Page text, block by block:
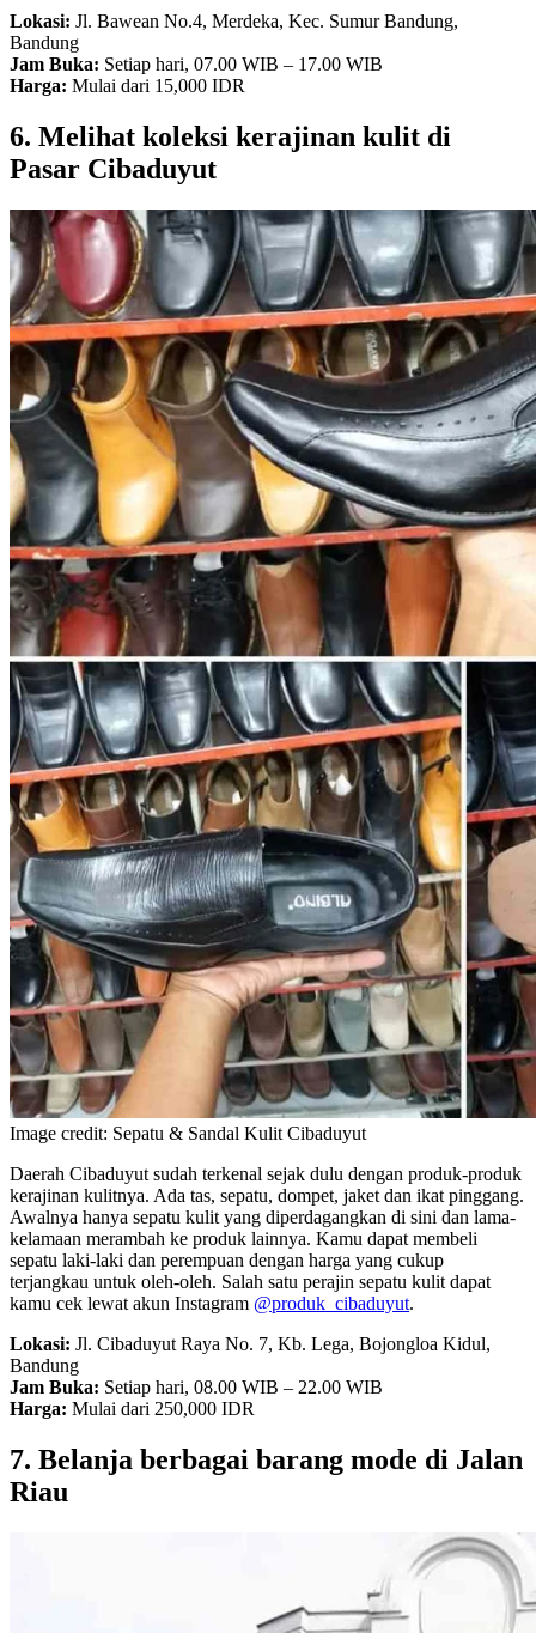
Lokasi: Jl. Bawean No.4, Merdeka, Kec. Sumur Bandung,
Bandung
Jam Buka: Setiap hari, 07.00 WIB – 17.00 WIB
Harga: Mulai dari 15,000 IDR
6. Melihat koleksi kerajinan kulit di
Pasar Cibaduyut
Image credit: Sepatu & Sandal Kulit Cibaduyut
Daerah Cibaduyut sudah terkenal sejak dulu dengan produk-produk
kerajinan kulitnya. Ada tas, sepatu, dompet, jaket dan ikat pinggang.
Awalnya hanya sepatu kulit yang diperdagangkan di sini dan lama-
kelamaan merambah ke produk lainnya. Kamu dapat membeli
sepatu laki-laki dan perempuan dengan harga yang cukup
terjangkau untuk oleh-oleh. Salah satu perajin sepatu kulit dapat
kamu cek lewat akun Instagram @produk_cibaduyut.
Lokasi: Jl. Cibaduyut Raya No. 7, Kb. Lega, Bojongloa Kidul,
Bandung
Jam Buka: Setiap hari, 08.00 WIB – 22.00 WIB
Harga: Mulai dari 250,000 IDR
7. Belanja berbagai barang mode di Jalan
Riau